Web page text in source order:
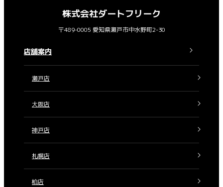
株式会社ダートフリーク
〒489-0005 愛知県瀬戸市中水野町2-30
店舗案内
瀬戸店
大阪店
神戸店
札幌店
柏店